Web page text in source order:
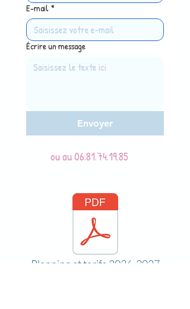
E-mail*
Écrire un message
Envoyer
ou au06.81.74.19.85
Planning et tarifs 2026-2027